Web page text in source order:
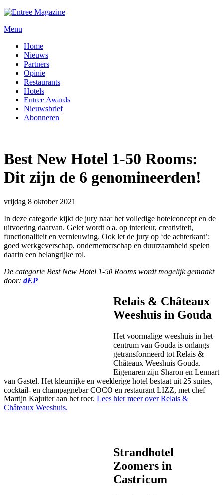
Menu
Home
Nieuws
Partners
Opinie
Restaurants
Hotels
Entree Awards
Nieuwsbrief
Abonneren
Best New Hotel 1-50 Rooms:
Dit zijn de 6 genomineerden!
vrijdag 8 oktober 2021
In deze categorie kijkt de jury naar het volledige hotelconcept en de
uitvoering daarvan. Gelet wordt o.a. op interieur, creativiteit,
functionaliteit en vernieuwing. Ook let de jury op ‘de achterkant’:
goed werkgeverschap, ondernemerschap en duurzaamheid spelen
daarin een belangrijke rol.
De categorie Best New Hotel 1-50 Rooms wordt mogelijk gemaakt
door: dEP
Relais & Châteaux
Weeshuis in Gouda
Het voormalige weeshuis in het
centrum van Gouda is onlangs
getransformeerd tot Relais &
Châteaux Weeshuis Gouda.
Eigenaren zijn Sharon en Lennart
van Gastel. Het kleurrijke en weelderige hotel bestaat uit 25 suites,
cocktail- en champagnebar COCO en restaurant LIZZ, met chef
Martijn Kajuiter aan het roer. Lees hier meer over Relais &
Châteaux Weeshuis.
Strandhotel
Zoomers in
Castricum